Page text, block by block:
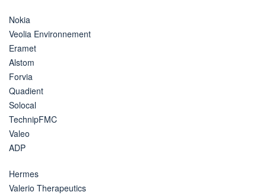
Nokia
Veolia Environnement
Eramet
Alstom
Forvia
Quadient
Solocal
TechnipFMC
Valeo
ADP
Hermes
Valerio Therapeutics